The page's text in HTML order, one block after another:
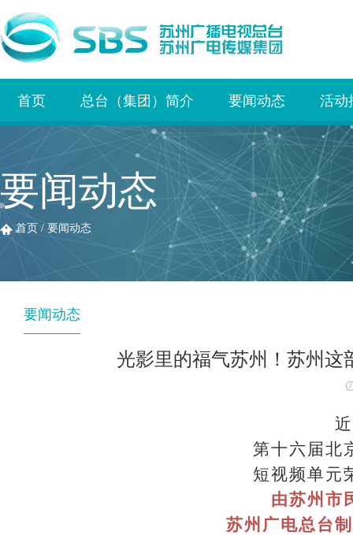
首页 总台（集团）简介 要闻动态 活动
要闻动态
首页 / 要闻动态
要闻动态
光影里的福气苏州！苏州这
第十六届北
短视频单元
由苏州市
苏州广电总台